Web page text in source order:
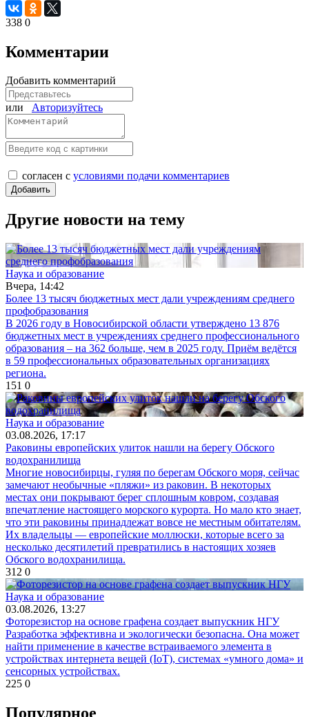
338 0
Комментарии
Добавить комментарий
или Авторизуйтесь
согласен с условиями подачи комментариев
Другие новости на тему
Наука и образование
Вчера, 14:42
Более 13 тысяч бюджетных мест дали учреждениям среднего
профобразования
В 2026 году в Новосибирской области утверждено 13 876
бюджетных мест в учреждениях среднего профессионального
образования – на 362 больше, чем в 2025 году. Приём ведётся
в 59 профессиональных образовательных организациях
региона.
151 0
Наука и образование
03.08.2026, 17:17
Раковины европейских улиток нашли на берегу Обского
водохранилища
Многие новосибирцы, гуляя по берегам Обского моря, сейчас
замечают необычные «пляжи» из раковин. В некоторых
местах они покрывают берег сплошным ковром, создавая
впечатление настоящего морского курорта. Но мало кто знает,
что эти раковины принадлежат вовсе не местным обитателям.
Их владельцы — европейские моллюски, которые всего за
несколько десятилетий превратились в настоящих хозяев
Обского водохранилища.
312 0
Наука и образование
03.08.2026, 13:27
Фоторезистор на основе графена создает выпускник НГУ
Разработка эффективна и экологически безопасна. Она может
найти применение в качестве встраиваемого элемента в
устройствах интернета вещей (IoT), системах «умного дома» и
сенсорных устройствах.
225 0
Популярное